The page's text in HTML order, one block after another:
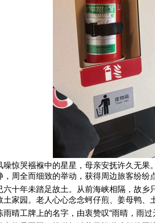
惊哭襁褓中的星星，母亲安抚许久无
周全而细致的举动，获得周边旅客纷纷
六十年未踏足故土。从前海峡相隔，故
家园。老人心心念念蚵仔煎、姜母鸭、
晴工牌上的名字，由衷赞叹“雨晴，雨